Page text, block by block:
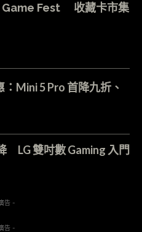
Game Fest 收藏卡市集
：Mini 5 Pro 首降九折、
LG 雙吋數 Gaming 入門
告 -
告 -